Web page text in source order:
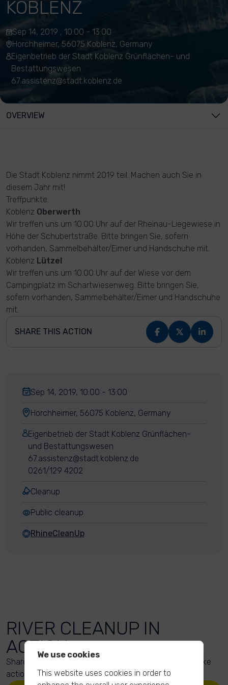
KOBLENZ
Sep 14, 2019 , 10:00 - 13:00
Horchheimer, 56075 Koblenz, Germany
Eigenbetrieb der Stadt Koblenz Grünflächen- und
Bestattungswesen
67.assistenz@stadt.koblenz.de
OVERVIEW
Die Stadt Koblenz nimmt 2019 teil. Machen auch Sie in
diesem Jahr mit!
Treffpunkte:
Koblenz Oberwerth
Wir treffen uns um 10.00 Uhr auf der Rheinau-Liegewiese in
Höhe der Schubertstraße. Bitte bringen Sie, sofern
vorhanden, Sammelbehälter/Eimer und Handschuhe mit.
Koblenz Lützel
Wir treffen uns um 10.00 Uhr auf der Wiese vor dem
Campingplatz im Schartwiesenweg. Bitte bringen Sie,
sofern vorhanden, Sammelbehälter/Eimer und Handschuhe
mit.
SHARE THIS ACTION
Sep 14, 2019, 10:00 - 13:00
Horchheimer, 56075 Koblenz, Germany
Eigenbetrieb der Stadt Koblenz Grünflächen-
und Bestattungswesen
67.assistenz@stadt.koblenz.de
0261/129 4202
Cleanup
Public cleanup
RhineCleanUp
RIVER CLEANUP IN
ACTION
Share your action photos here and inspire others to take
action too!
We use cookies
This website uses cookies in order to